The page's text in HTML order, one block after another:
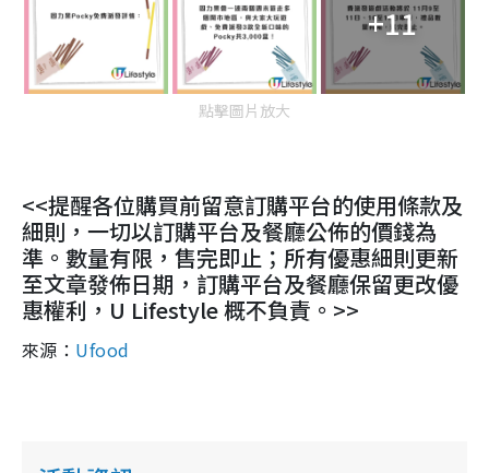
+11
點擊圖片放大
<<提醒各位購買前留意訂購平台的使用條款及
細則，一切以訂購平台及餐廳公佈的價錢為
準。數量有限，售完即止；所有優惠細則更新
至文章發佈日期，訂購平台及餐廳保留更改優
惠權利，U Lifestyle 概不負責。>>
來源： Ufood